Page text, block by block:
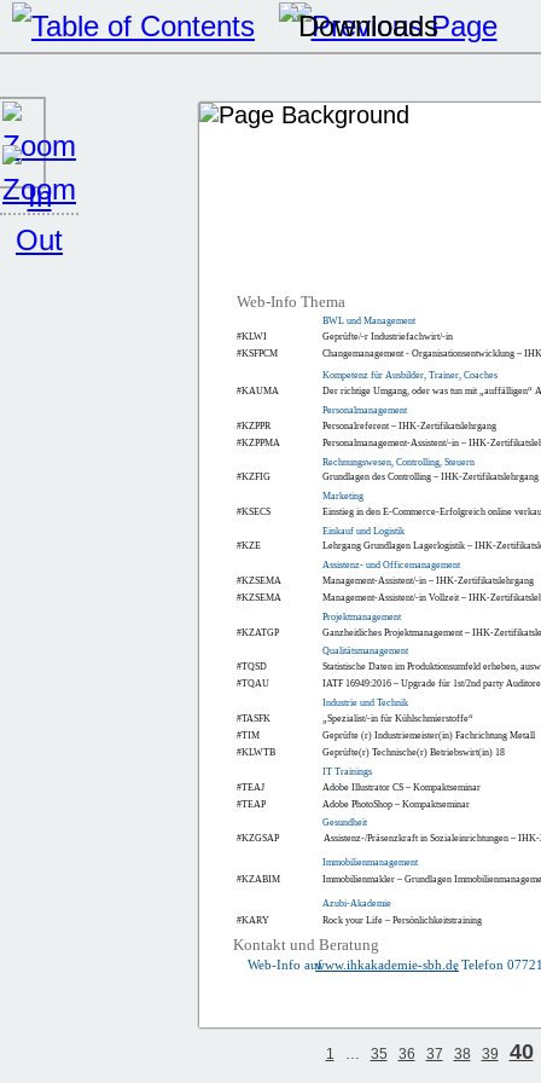
Web-Info Thema
BWL und Management
#KLWI
Geprüfte/-r Industriefachwirt/-in
#KSFPCM
Changemanagement - Organisationsentwicklung –
Kompetenz für Ausbilder, Trainer, Coaches
#KAUMA
Der richtige Umgang, oder was tun mit „auffälligen“
Personalmanagement
#KZPPR
Personalreferent – IHK-Zertifikatslehrgang
#KZPPMA
Personalmanagement-Assistent/-in – IHK-
Rechnungswesen, Controlling, Steuern
#KZFIG
Grundlagen des Controlling – IHK-Zertifikatslehrgang
Marketing
#KSECS
Einstieg in den E-Commerce-Erfolgreich online
Einkauf und Logistik
#KZE
Lehrgang Grundlagen Lagerlogistik – IHK-
Assistenz- und Officemanagement
#KZSEMA
Management-Assistent/-in – IHK-Zertifikatslehrgang
#KZSEMA
Management-Assistent/-in Vollzeit – IHK-
Projektmanagement
#KZATGP
Ganzheitliches Projektmanagement – IHK-
Qualitätsmanagement
#TQSD
Statistische Daten im Produktionsumfeld erheben,
#TQAU
IATF 16949:2016 – Upgrade für 1st/2nd party
Industrie und Technik
#TASFK
„Spezialist/-in für Kühlschmierstoffe“
#TIM
Geprüfte (r) Industriemeister(in) Fachrichtung Metall
#KLWTB
Geprüfte(r) Technische(r) Betriebswirt(in) 18
IT Trainings
#TEAJ
Adobe Illustrator CS – Kompaktseminar
#TEAP
Adobe PhotoShop – Kompaktseminar
Gesundheit
#KZGSAP
Assistenz-/Präsenzkraft in Sozialeinrichtungen –
Immobilienmanagement
#KZABIM
Immobilienmakler – Grundlagen
Azubi-Akademie
#KARY
Rock your Life – Persönlichkeitstraining
Kontakt und Beratung
Web-Info aufwww.ihkakademie-sbh.de, Telefon
1 … 35 36 37 38 39 40